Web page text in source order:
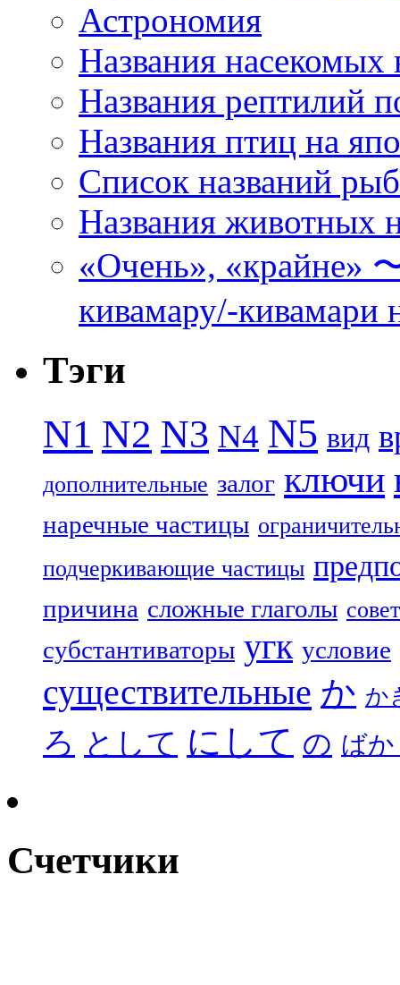
Астрономия
Названия насекомых
Названия рептилий
Названия птиц на
Список названий
Названия животных
«Очень», «крайне»
кивамару/-кивамари
Тэги
N1 N2 N3 N4 N5 вид
дополнительные залог ключи
наречные частицы
подчеркивающие частицы
причина сложные глаголы совет
субстантиваторы угк условие
существительные か か
ろ として にして の ば
Счетчики